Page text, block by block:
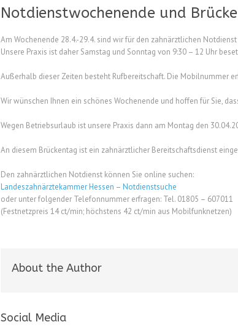
Notdienstwochenende und
Am Wochenende 28.4.-29.4. sind wir für den zahnärztlichen
Unsere Praxis ist daher Samstag und Sonntag von 9:30 – 12 Uhr
Außerhalb dieser Zeiten besteht Rufbereitschaft. Die Mobilnummer
Wir wünschen Ihnen ein schönes Wochenende und hoffen für Sie,
Wegen Betriebsurlaub ist unsere Praxis dann am Montag den
An diesem Brückentag ist ein zahnärztlicher Bereitschaftsdienst
Den zahnärztlichen Notdienst können Sie online suchen:
Landeszahnärztekammer Hessen – Notdienstsuche
oder unter folgender Telefonnummer erfragen: Tel. 01805 – 607011
(Festnetzpreis 14 ct/min; höchstens 42 ct/min aus Mobilfunknetzen)
About the Author
Social Media